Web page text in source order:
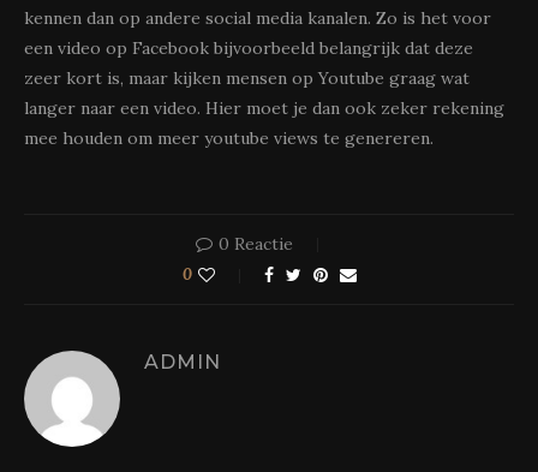
kennen dan op andere social media kanalen. Zo is het voor
een video op Facebook bijvoorbeeld belangrijk dat deze
zeer kort is, maar kijken mensen op Youtube graag wat
langer naar een video. Hier moet je dan ook zeker rekening
mee houden om meer youtube views te genereren.
0 Reactie
0
ADMIN